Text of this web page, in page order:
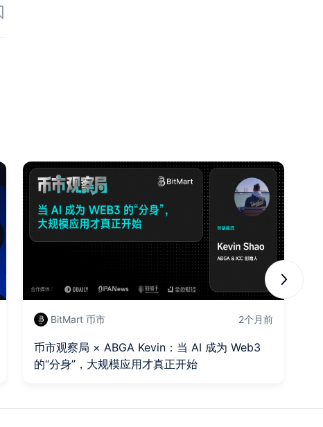
BitMart 币市 2个月前
币市观察局 × ABGA Kevin：当 AI 成为 Web3
的“分身”，大规模应用才真正开始
Next